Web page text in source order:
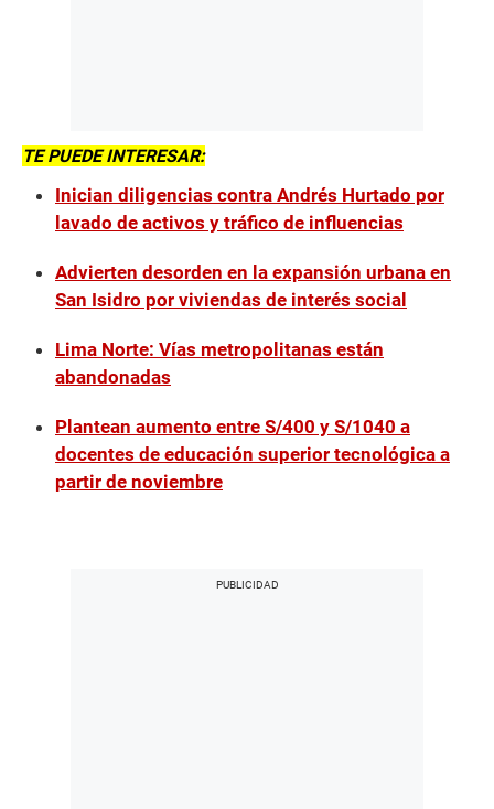
TE PUEDE INTERESAR:
Inician diligencias contra Andrés Hurtado por
lavado de activos y tráfico de influencias
Advierten desorden en la expansión urbana en
San Isidro por viviendas de interés social
Lima Norte: Vías metropolitanas están
abandonadas
Plantean aumento entre S/400 y S/1040 a
docentes de educación superior tecnológica a
partir de noviembre